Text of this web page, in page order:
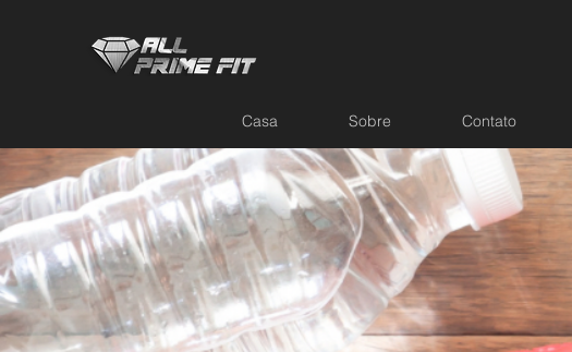
Casa Sobre Contato